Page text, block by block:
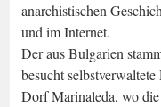
anarchistischen
und im Internet.
Der aus Bulgarien
besucht
Dorf Marinaleda, wo